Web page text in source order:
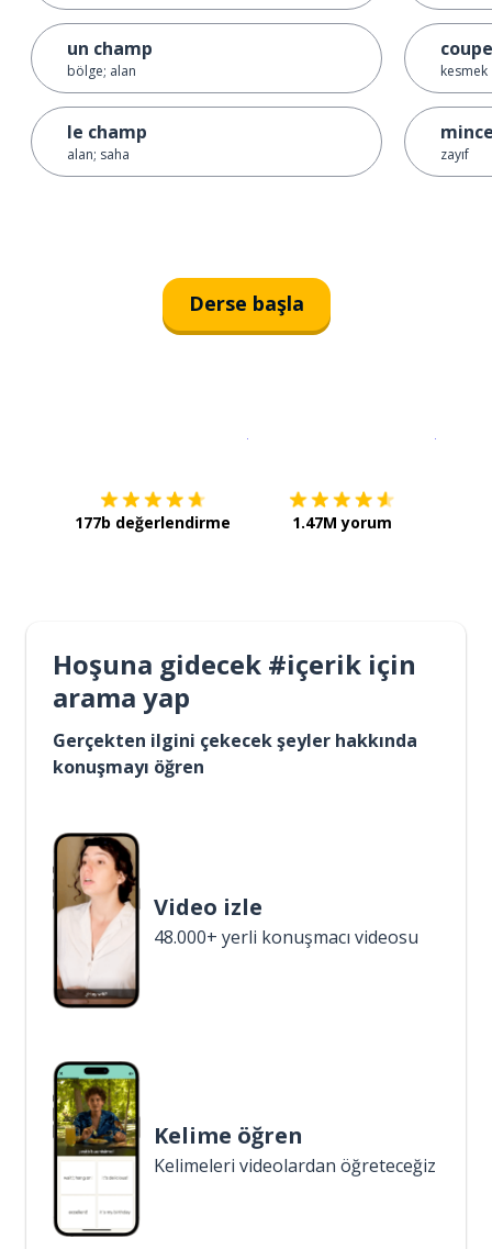
un champ
bölge; alan
le champ
alan; saha
kesmek
zayıf
Derse başla
177b değerlendirme 1.47M yorum
Hoşuna gidecek #içerik için
arama yap
Gerçekten ilgini çekecek şeyler hakkında
konuşmayı öğren
Video izle
48.000+ yerli konuşmacı videosu
Kelime öğren
Kelimeleri videolardan öğreteceğiz